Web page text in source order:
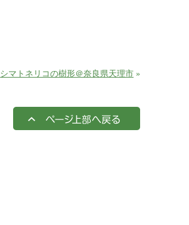
シマトネリコの樹形＠奈良県天理市 »